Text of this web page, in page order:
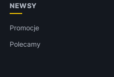
NEWSY
Promocje
Polecamy